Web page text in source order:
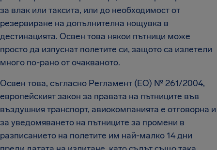
за влак или таксита, или до необходимост от
резервиране на допълнителна нощувка в
дестинацията. Освен това някои пътници може
просто да изпуснат полетите си, защото са излетели
много по-рано от очакваното.
Освен това, съгласно Регламент (ЕО) № 261/2004,
европейският закон за правата на пътниците във
въздушния транспорт, авиокомпанията е отговорна и
за уведомяването на пътниците за промени в
разписанието на полетите им най-малко 14 дни